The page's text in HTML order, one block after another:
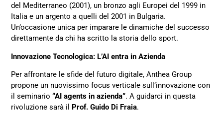
del Mediterraneo (2001), un bronzo agli Europei del 1999 in
Italia e un argento a quelli del 2001 in Bulgaria.
Un’occasione unica per imparare le dinamiche del successo
direttamente da chi ha scritto la storia dello sport.
Innovazione Tecnologica: L’AI entra in Azienda
Per affrontare le sfide del futuro digitale, Anthea Group
propone un nuovissimo focus verticale sull’innovazione con
il seminario“AI agents in azienda”. A guidarci in questa
rivoluzione sarà il Prof. Guido Di Fraia.